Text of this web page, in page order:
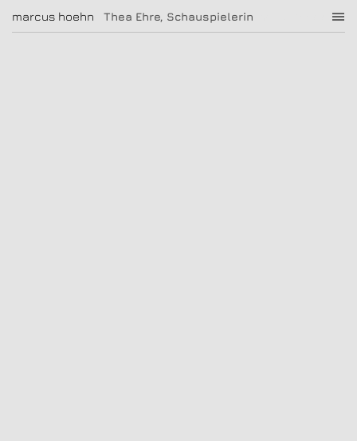
Thea Ehre, Schauspielerin
marcus hoehn marcus hoehn
|